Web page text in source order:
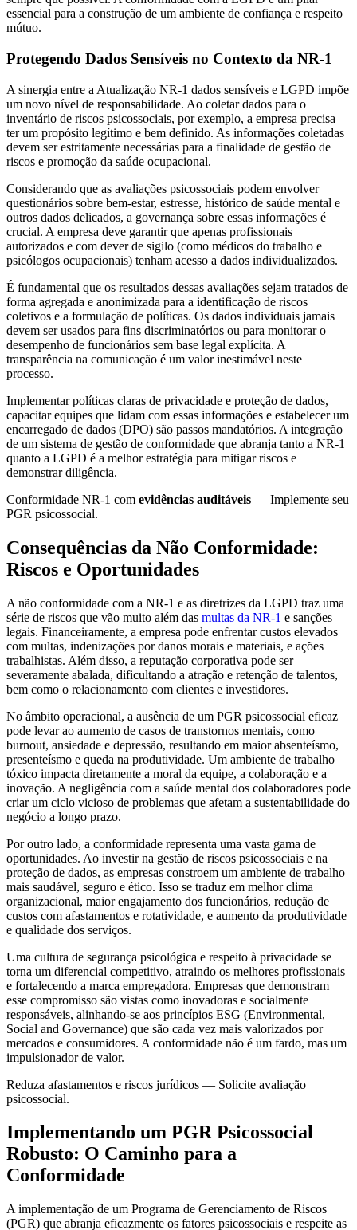
essencial para a construção de um ambiente de confiança e respeito
mútuo.
Protegendo Dados Sensíveis no Contexto da NR-1
A sinergia entre a Atualização NR-1 dados sensíveis e LGPD impõe
um novo nível de responsabilidade. Ao coletar dados para o
inventário de riscos psicossociais, por exemplo, a empresa precisa
ter um propósito legítimo e bem definido. As informações coletadas
devem ser estritamente necessárias para a finalidade de gestão de
riscos e promoção da saúde ocupacional.
Considerando que as avaliações psicossociais podem envolver
questionários sobre bem-estar, estresse, histórico de saúde mental e
outros dados delicados, a governança sobre essas informações é
crucial. A empresa deve garantir que apenas profissionais
autorizados e com dever de sigilo (como médicos do trabalho e
psicólogos ocupacionais) tenham acesso a dados individualizados.
É fundamental que os resultados dessas avaliações sejam tratados de
forma agregada e anonimizada para a identificação de riscos
coletivos e a formulação de políticas. Os dados individuais jamais
devem ser usados para fins discriminatórios ou para monitorar o
desempenho de funcionários sem base legal explícita. A
transparência na comunicação é um valor inestimável neste
processo.
Implementar políticas claras de privacidade e proteção de dados,
capacitar equipes que lidam com essas informações e estabelecer um
encarregado de dados (DPO) são passos mandatórios. A integração
de um sistema de gestão de conformidade que abranja tanto a NR-1
quanto a LGPD é a melhor estratégia para mitigar riscos e
demonstrar diligência.
Conformidade NR-1 com evidências auditáveis — Implemente seu
PGR psicossocial.
Consequências da Não Conformidade:
Riscos e Oportunidades
A não conformidade com a NR-1 e as diretrizes da LGPD traz uma
série de riscos que vão muito além das multas da NR-1 e sanções
legais. Financeiramente, a empresa pode enfrentar custos elevados
com multas, indenizações por danos morais e materiais, e ações
trabalhistas. Além disso, a reputação corporativa pode ser
severamente abalada, dificultando a atração e retenção de talentos,
bem como o relacionamento com clientes e investidores.
No âmbito operacional, a ausência de um PGR psicossocial eficaz
pode levar ao aumento de casos de transtornos mentais, como
burnout, ansiedade e depressão, resultando em maior absenteísmo,
presenteísmo e queda na produtividade. Um ambiente de trabalho
tóxico impacta diretamente a moral da equipe, a colaboração e a
inovação. A negligência com a saúde mental dos colaboradores pode
criar um ciclo vicioso de problemas que afetam a sustentabilidade do
negócio a longo prazo.
Por outro lado, a conformidade representa uma vasta gama de
oportunidades. Ao investir na gestão de riscos psicossociais e na
proteção de dados, as empresas constroem um ambiente de trabalho
mais saudável, seguro e ético. Isso se traduz em melhor clima
organizacional, maior engajamento dos funcionários, redução de
custos com afastamentos e rotatividade, e aumento da produtividade
e qualidade dos serviços.
Uma cultura de segurança psicológica e respeito à privacidade se
torna um diferencial competitivo, atraindo os melhores profissionais
e fortalecendo a marca empregadora. Empresas que demonstram
esse compromisso são vistas como inovadoras e socialmente
responsáveis, alinhando-se aos princípios ESG (Environmental,
Social and Governance) que são cada vez mais valorizados por
mercados e consumidores. A conformidade não é um fardo, mas um
impulsionador de valor.
Reduza afastamentos e riscos jurídicos — Solicite avaliação
psicossocial.
Implementando um PGR Psicossocial
Robusto: O Caminho para a
Conformidade
A implementação de um Programa de Gerenciamento de Riscos
(PGR) que abranja eficazmente os fatores psicossociais e respeite as